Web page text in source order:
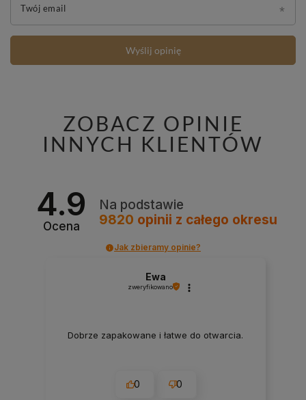
Twój email
Wyślij opinię
ZOBACZ OPINIE
INNYCH KLIENTÓW
4.9
Ocena
Na podstawie
9820 opinii z całego okresu
Jak zbieramy opinie?
Ewa
zweryfikowano
Dobrze zapakowane i łatwe do otwarcia.
0 0